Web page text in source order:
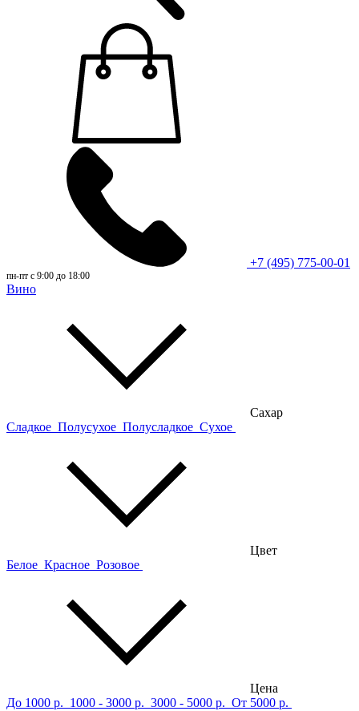
+7 (495) 775-00-01
пн-пт с 9:00 до 18:00
Вино
Сахар
Сладкое Полусухое Полусладкое Сухое
Цвет
Белое Красное Розовое
Цена
До 1000 р. 1000 - 3000 р. 3000 - 5000 р. От 5000 р.